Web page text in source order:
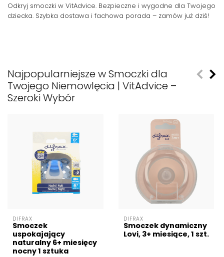
Odkryj smoczki w VitAdvice. Bezpieczne i wygodne dla Twojego
dziecka. Szybka dostawa i fachowa porada – zamów już dziś!
Najpopularniejsze w Smoczki dla
Twojego Niemowlęcia | VitAdvice –
Szeroki Wybór
DIFRAX
Smoczek
uspokajający
naturalny 6+ miesięcy
nocny 1 sztuka
DIFRAX
Smoczek dynamiczny
Lovi, 3+ miesiące, 1 szt.